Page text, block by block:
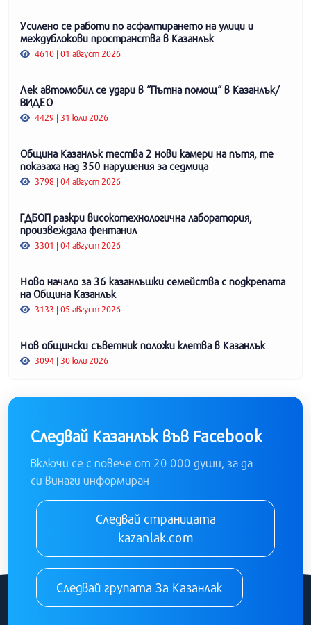
Усилено се работи по асфалтирането на улици и
междублокови пространства в Казанлък
4610 | 01 август 2026
Лек автомобил се удари в “Пътна помощ“ в Казанлък/
ВИДЕО
4429 | 31 юли 2026
Община Казанлък тества 2 нови камери на пътя, те
показаха над 350 нарушения за седмица
3798 | 04 август 2026
ГДБОП разкри високотехнологична лаборатория,
произвеждала фентанил
3301 | 04 август 2026
Ново начало за 36 казанлъшки семейства с подкрепата
на Община Казанлък
3133 | 05 август 2026
Нов общински съветник положи клетва в Казанлък
3094 | 30 юли 2026
Следвай Казанлък във Facebook
Включи се с повече от 20 000 души, за да
си винаги информиран
Следвай страницата
kazanlak.com
Следвай групата За Казанлак